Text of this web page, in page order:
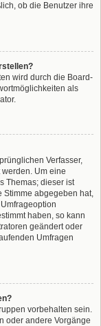
ob die Benutzer ihre
wird durch die Board-
als
Verfasser,
Um eine
Themas; dieser ist
Stimme abgegeben hat,
haben, so kann
geändert oder
Umfragen
vorbehalten sein.
oder andere Vorgänge